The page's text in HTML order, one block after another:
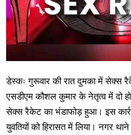
डेस्कः गुरूवार की रात दुमका में सेक्स
एसडीएम कौशल कुमार के नेतृत्व में दो
सेक्स रैकेट का भंडाफोड़ हुआ। इस
युवतियों को हिरासत में लिया। नगर